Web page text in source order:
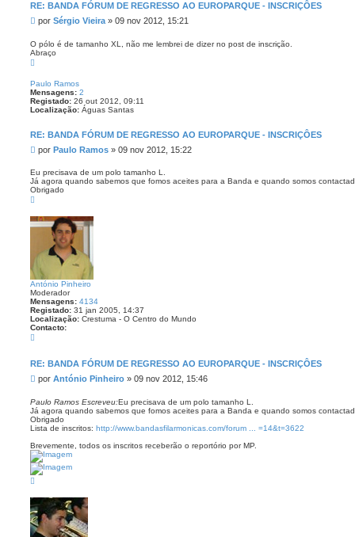
RE: BANDA FÓRUM DE REGRESSO AO EUROPARQUE - INSCRIÇÔES
M
n
s
e
m
por Sérgio Vieira » 09 nov 2012, 15:21
O pólo é de tamanho XL, não me lembrei de dizer no post de inscrição.
Abraço
o
Paulo Ramos
Mensagens: 2
Registado: 26 out 2012, 09:11
Localização: Águas Santas
RE: BANDA FÓRUM DE REGRESSO AO EUROPARQUE - INSCRIÇÔES
M
n
s
a
e
m
por Paulo Ramos » 09 nov 2012, 15:22
Eu precisava de um polo tamanho L.
Já agora quando sabemos que fomos aceites para a Banda e quando somos
Obrigado
p
o
António Pinheiro
Moderador
Mensagens: 4134
Registado: 31 jan 2005, 14:37
Localização: Crestuma - O Centro do Mundo
Contacto:
t
c
A
n
t
ó
i
o
P
i
e
i
r
o
RE: BANDA FÓRUM DE REGRESSO AO EUROPARQUE - INSCRIÇÔES
M
n
s
a
g
e
m
por António Pinheiro » 09 nov 2012, 15:46
Paulo Ramos Escreveu:Eu precisava de um polo tamanho L.
Já agora quando sabemos que fomos aceites para a Banda e quando somos
Obrigado
Lista de inscritos: http://www.bandasfilarmonicas.com/forum ... =14&t=3622
Brevemente, todos os inscritos receberão o reportório por MP.
p
o